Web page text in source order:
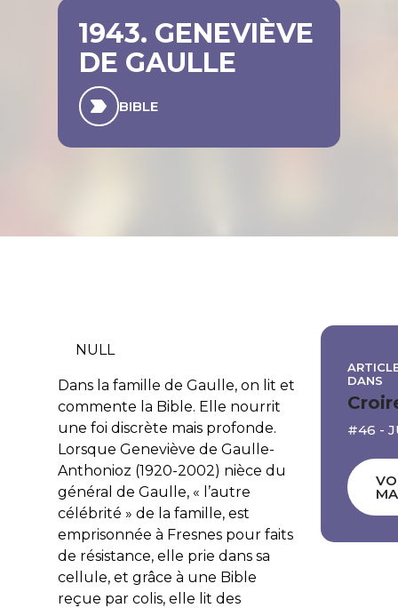
1943. GENEVIÈVE
DE GAULLE
BIBLE
NULL
Dans la famille de Gaulle, on lit et
commente la Bible. Elle nourrit
une foi discrète mais profonde.
Lorsque Geneviève de Gaulle-
Anthonioz (1920-2002) nièce du
général de Gaulle, « l’autre
célébrité » de la famille, est
emprisonnée à Fresnes pour faits
de résistance, elle prie dans sa
cellule, et grâce à une Bible
reçue par colis, elle lit des
DANS
#46 -